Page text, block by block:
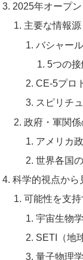
2025年オープ
主要な情報源
バシャー
5つの
CE-5プロ
スピリチ
政府・軍関係
アメリカ
世界各国
科学的視点から
可能性を支
宇宙生物
SETI（地
量子物理